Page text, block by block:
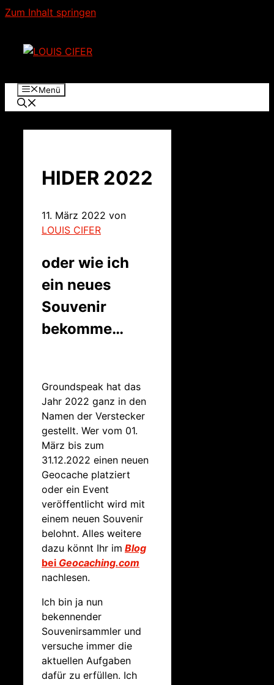
Zum Inhalt springen
Menü
HIDER 2022
11. März 2022 von
LOUIS CIFER
oder wie ich
ein neues
Souvenir
bekomme…
Groundspeak hat das
Jahr 2022 ganz in den
Namen der Verstecker
gestellt. Wer vom 01.
März bis zum
31.12.2022 einen neuen
Geocache platziert
oder ein Event
veröffentlicht wird mit
einem neuen Souvenir
belohnt. Alles weitere
dazu könnt Ihr im Blog
bei Geocaching.com
nachlesen.
Ich bin ja nun
bekennender
Souvenirsammler und
versuche immer die
aktuellen Aufgaben
dafür zu erfüllen. Ich